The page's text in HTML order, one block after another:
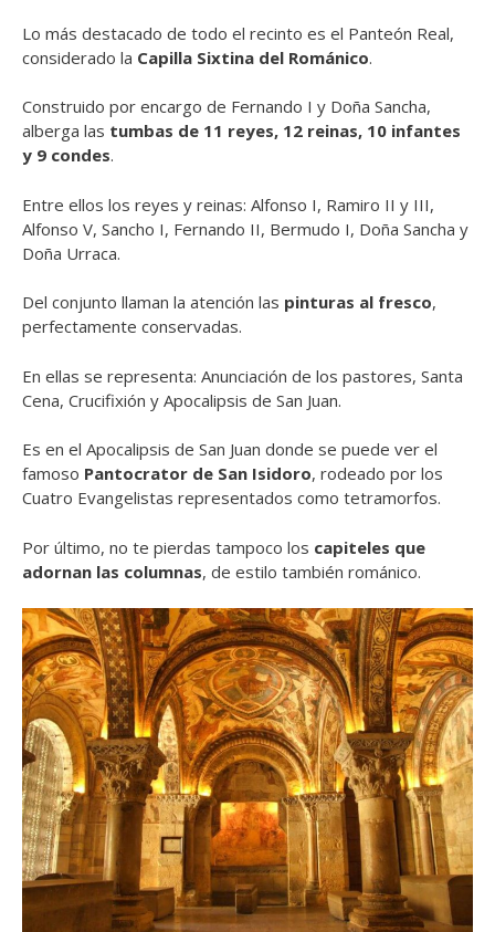
Lo más destacado de todo el recinto es el Panteón Real,
considerado la Capilla Sixtina del Románico.
Construido por encargo de Fernando I y Doña Sancha,
alberga las tumbas de 11 reyes, 12 reinas, 10 infantes
y 9 condes.
Entre ellos los reyes y reinas: Alfonso I, Ramiro II y III,
Alfonso V, Sancho I, Fernando II, Bermudo I, Doña Sancha y
Doña Urraca.
Del conjunto llaman la atención las pinturas al fresco,
perfectamente conservadas.
En ellas se representa: Anunciación de los pastores, Santa
Cena, Crucifixión y Apocalipsis de San Juan.
Es en el Apocalipsis de San Juan donde se puede ver el
famoso Pantocrator de San Isidoro, rodeado por los
Cuatro Evangelistas representados como tetramorfos.
Por último, no te pierdas tampoco los capiteles que
adornan las columnas, de estilo también románico.